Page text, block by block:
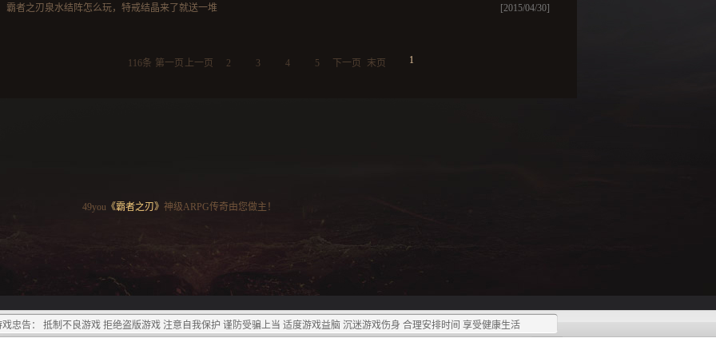
[2015/04/30]
霸者之刃泉水结阵怎么玩，特戒结晶来了就送一堆
116条 第一页 上一页 1
2 3 4 5 下一页 末页
49you《霸者之刃》 神级ARPG传奇由您做主！
戏忠告： 抵制不良游戏 拒绝盗版游戏 注意自我保护 谨防受骗上当 适度游戏益脑 沉迷游戏伤身 合理安排时间 享受健康生活